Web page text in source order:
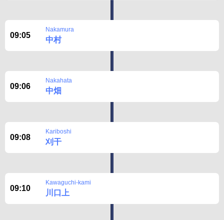
09:05
Nakamura
中村
09:06
Nakahata
中畑
09:08
Kariboshi
刈干
09:10
Kawaguchi-kami
川口上